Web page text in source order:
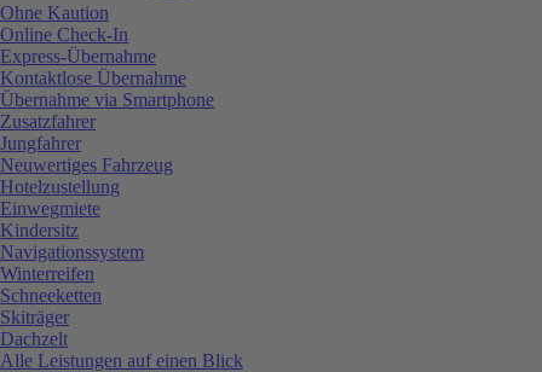
Ohne Kaution
Online Check-In
Express-Übernahme
Kontaktlose Übernahme
Übernahme via Smartphone
Zusatzfahrer
Jungfahrer
Neuwertiges Fahrzeug
Hotelzustellung
Einwegmiete
Kindersitz
Navigationssystem
Winterreifen
Schneeketten
Skiträger
Dachzelt
Alle Leistungen auf einen Blick